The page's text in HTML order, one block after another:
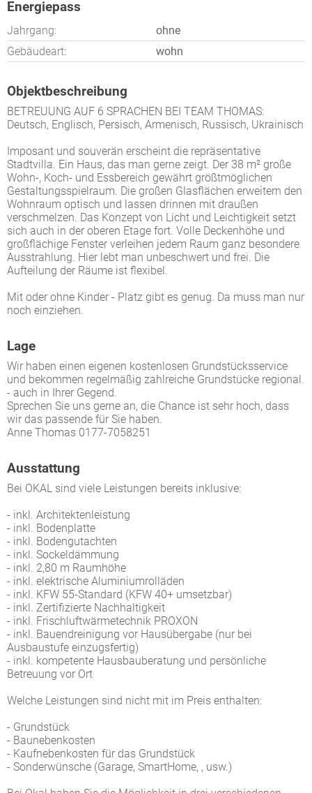
Energiepass
Jahrgang:
ohne
Gebäudeart:
wohn
Objektbeschreibung
BETREUUNG AUF 6 SPRACHEN BEI TEAM THOMAS:
Deutsch, Englisch, Persisch, Armenisch, Russisch, Ukrainisch
Imposant und souverän erscheint die repräsentative
Stadtvilla. Ein Haus, das man gerne zeigt. Der 38 m² große
Wohn-, Koch- und Essbereich gewährt größtmöglichen
Gestaltungsspielraum. Die großen Glasflächen erweitern den
Wohnraum optisch und lassen drinnen mit draußen
verschmelzen. Das Konzept von Licht und Leichtigkeit setzt
sich auch in der oberen Etage fort. Volle Deckenhöhe und
großflächige Fenster verleihen jedem Raum ganz besondere
Ausstrahlung. Hier lebt man unbeschwert und frei. Die
Aufteilung der Räume ist flexibel.
Mit oder ohne Kinder - Platz gibt es genug. Da muss man nur
noch einziehen.
Lage
Wir haben einen eigenen kostenlosen Grundstücksservice
und bekommen regelmäßig zahlreiche Grundstücke regional.
- auch in Ihrer Gegend.
Sprechen Sie uns gerne an, die Chance ist sehr hoch, dass
wir das passende für Sie haben.
Anne Thomas 0177-7058251
Ausstattung
Bei OKAL sind viele Leistungen bereits inklusive:
- inkl. Architektenleistung
- inkl. Bodenplatte
- inkl. Bodengutachten
- inkl. Sockeldämmung
- inkl. 2,80 m Raumhöhe
- inkl. elektrische Aluminiumrolläden
- inkl. KFW 55-Standard (KFW 40+ umsetzbar)
- inkl. Zertifizierte Nachhaltigkeit
- inkl. Frischluftwärmetechnik PROXON
- inkl. Bauendreinigung vor Hausübergabe (nur bei
Ausbaustufe einzugsfertig)
- inkl. kompetente Hausbauberatung und persönliche
Betreuung vor Ort
Welche Leistungen sind nicht mit im Preis enthalten:
- Grundstück
- Baunebenkosten
- Kaufnebenkosten für das Grundstück
- Sonderwünsche (Garage, SmartHome, , usw.)